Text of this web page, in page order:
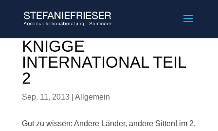
KNIGGE
INTERNATIONAL TEIL
2
Sep. 11, 2013| Allgemein
Gut zu wissen: Andere Länder, andere Sitten! im 2.